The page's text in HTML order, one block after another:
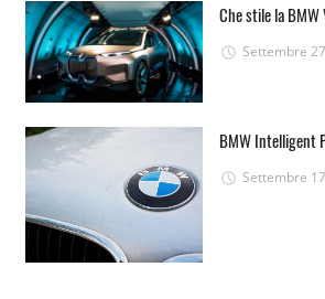
Che stile la
Settembre
BMW Intelligent
Settembre